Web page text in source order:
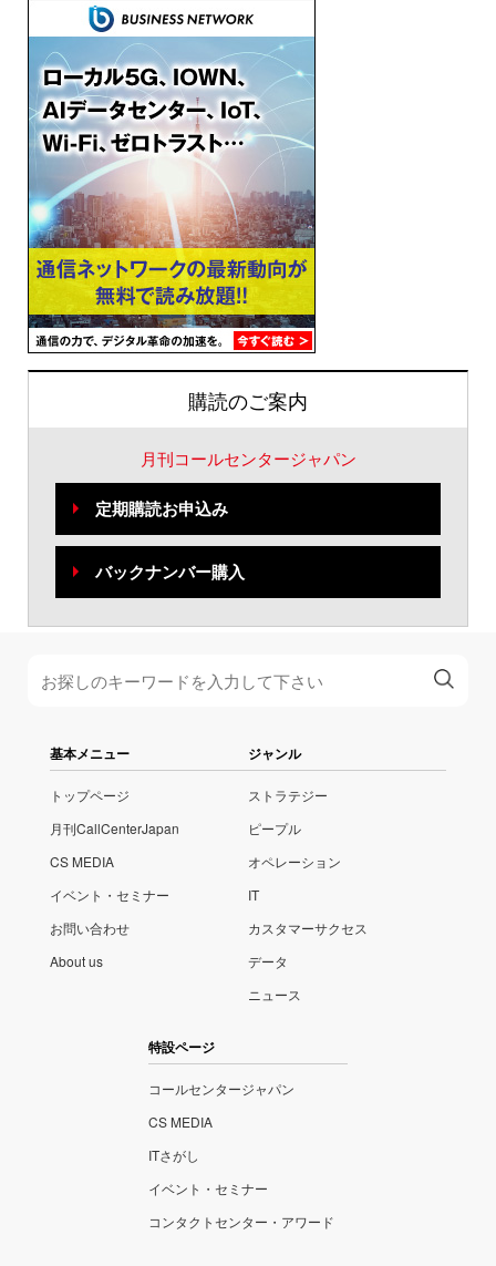
購読のご案内
月刊コールセンタージャパン
定期購読お申込み
バックナンバー購入
基本メニュー
トップページ
月刊CallCenterJapan
CS MEDIA
イベント・セミナー
お問い合わせ
About us
ジャンル
ストラテジー
ピープル
オペレーション
IT
カスタマーサクセス
データ
ニュース
特設ページ
コールセンタージャパン
CS MEDIA
ITさがし
イベント・セミナー
コンタクトセンター・アワード